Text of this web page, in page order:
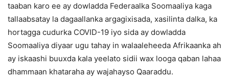
taaban karo ee ay dowladda Federaalka Soomaaliya kaga
tallaabsatay la dagaallanka argagixisada, xasilinta dalka, ka
hortagga cudurka COVID-19 iyo sida ay dowladda
Soomaaliya diyaar ugu tahay in walaaleheeda Afrikaanka ah
ay iskaashi buuxda kala yeelato sidii wax looga qaban lahaa
dhammaan khataraha ay wajahayso Qaaraddu.